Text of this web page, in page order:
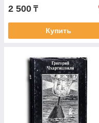
2 500 ₸
Купить